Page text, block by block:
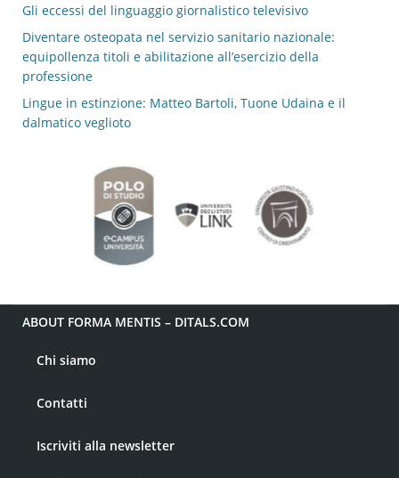
Gli eccessi del linguaggio giornalistico televisivo
Diventare osteopata nel servizio sanitario nazionale:
equipollenza titoli e abilitazione all’esercizio della
professione
Lingue in estinzione: Matteo Bartoli, Tuone Udaina e il
dalmatico veglioto
ABOUT FORMA MENTIS – DITALS.COM
Chi siamo
Contatti
Iscriviti alla newsletter